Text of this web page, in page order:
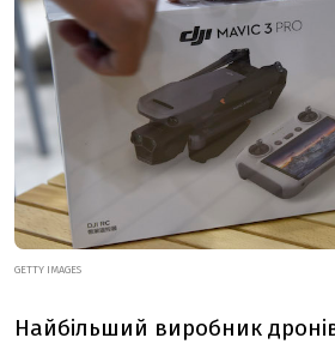
GETTY IMAGES
Найбільший виробник дронів